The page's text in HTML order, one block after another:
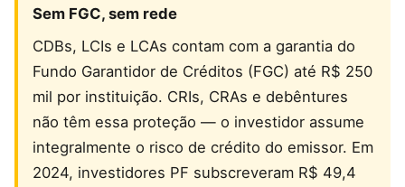
Sem FGC, sem rede
CDBs, LCIs e LCAs contam com a garantia do
Fundo Garantidor de Créditos (FGC) até R$ 250
mil por instituição. CRIs, CRAs e debêntures
não têm essa proteção — o investidor assume
integralmente o risco de crédito do emissor. Em
2024, investidores PF subscreveram R$ 49,4